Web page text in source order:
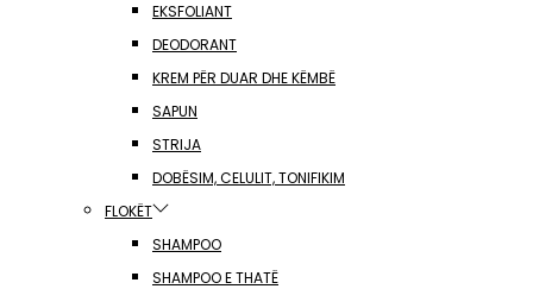
EKSFOLIANT
DEODORANT
KREM PËR DUAR DHE KËMBË
SAPUN
STRIJA
DOBËSIM, CELULIT, TONIFIKIM
FLOKËT
SHAMPOO
SHAMPOO E THATË